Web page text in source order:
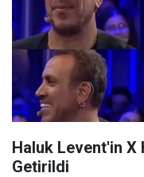
Haluk Levent'in X
Getirildi